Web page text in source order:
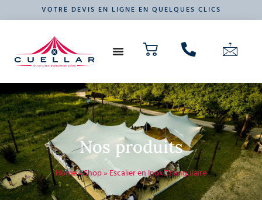
VOTRE DEVIS EN LIGNE EN QUELQUES CLICS
Nos produits
Home»Shop» Escalier en Inox Triangulaire